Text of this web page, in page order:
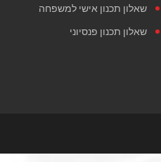
שאלון תכנון אישי למשפחה
שאלון תכנון פנסיוני